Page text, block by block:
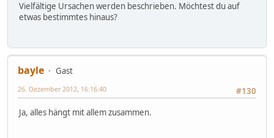
Vielfältige Ursachen werden beschrieben. Möchtest du auf
etwas bestimmtes hinaus?
bayle
Gast
#130
26. Dezember 2012, 16:16:40
Ja, alles hängt mit allem zusammen.